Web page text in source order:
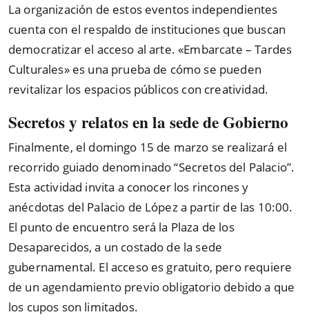
La organización de estos eventos independientes
cuenta con el respaldo de instituciones que buscan
democratizar el acceso al arte. «Embarcate – Tardes
Culturales» es una prueba de cómo se pueden
revitalizar los espacios públicos con creatividad.
Secretos y relatos en la sede de Gobierno
Finalmente, el domingo 15 de marzo se realizará el
recorrido guiado denominado“Secretos del Palacio”.
Esta actividad invita a conocer los rincones y
anécdotas del Palacio de López a partir de las 10:00.
El punto de encuentro será la Plaza de los
Desaparecidos, a un costado de la sede
gubernamental. El acceso es gratuito, pero requiere
de un agendamiento previo obligatorio debido a que
los cupos son limitados.